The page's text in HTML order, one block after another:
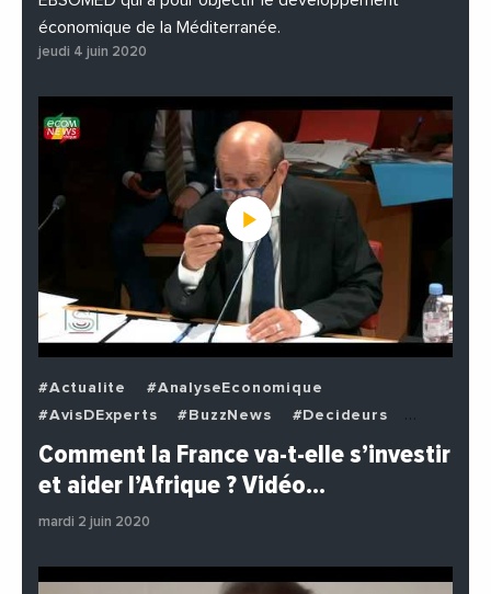
économique de la Méditerranée.
jeudi 4 juin 2020
#Actualite
#AnalyseEconomique
#AvisDExperts
#BuzzNews
#Decideurs
#EchangesMediterraneens
#Economie
#Politique
Comment la France va-t-elle s’investir
et aider l’Afrique ? Vidéo…
mardi 2 juin 2020